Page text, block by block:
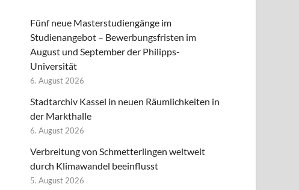
Fünf neue Masterstudiengänge im
Studienangebot – Bewerbungsfristen im
August und September der Philipps-
Universität
6. August 2026
Stadtarchiv Kassel in neuen Räumlichkeiten in
der Markthalle
6. August 2026
Verbreitung von Schmetterlingen weltweit
durch Klimawandel beeinflusst
5. August 2026